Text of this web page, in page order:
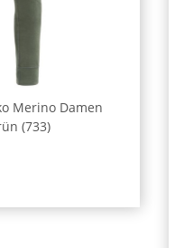
Merino Damen
(733)